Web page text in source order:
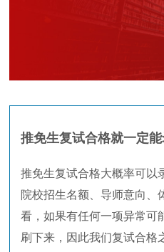
推免生复试合格就一定
推免生复试合格大概率可以
院校招生名额、导师意向、
看，如果有任何一项异常可
刷下来，因此我们复试合格